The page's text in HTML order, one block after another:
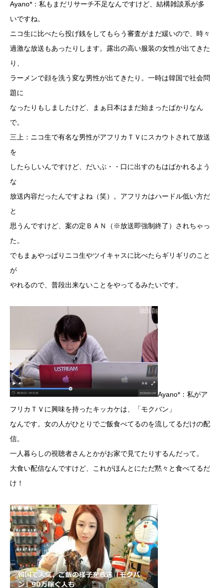
Ayano*：私もまだリサーチ不足なんですけど、結構雑談系が多
いですね。
ニコ生に比べたら投げ銭をしてもらう審査がまだ緩いので、時々
過激な放送もあったりします。露出の高い服装の女性が出てきた
り、
ラーメンで顔を洗う変な男性が出てきたり。一時は韓国で社会問
題に
なったりもしましたけど、まぁ日本はまだ始まったばかりなん
で。
三上：ニコ生で有名な男性がアフリカＴＶにスカウトされて放送
を
したらしいんですけど、だいぶ・・口に出すのもはばかれるよう
な
放送内容だったんですよね（笑）。アフリカはハードル低い方だ
と
思うんですけど、案の定ＢＡＮ（※放送即強制終了）されちゃっ
た。
でもまぁやっぱりニコ生やツイキャスに比べたらギリギリのこと
が
やれるので、普段出来ないことをやってるみたいです。
Ayano*：私がア
フリカＴＶに興味を持ったキッカケは、「モクバン」
なんです。女の人がひとりでご飯食べてるのを流してるだけの配
信。
一人暮らしの視聴者さんとかがお家で見てたりするんだって。
大食い配信なんですけど、これがほんとにただ黙々と食べてるだ
け！